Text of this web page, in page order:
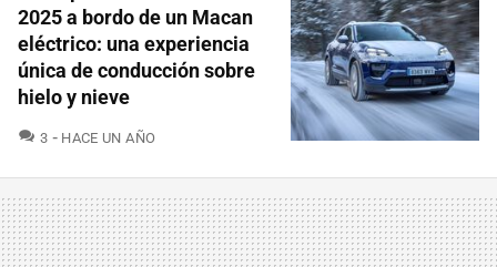
2025 a bordo de un Macan
eléctrico: una experiencia
única de conducción sobre
hielo y nieve
3 COMENTARIOS
HACE UN AÑO